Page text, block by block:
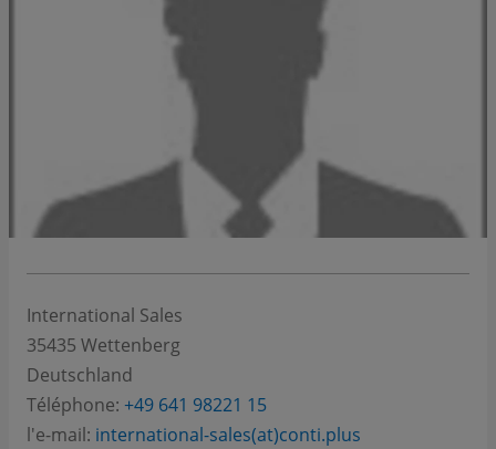
International Sales
35435 Wettenberg
Deutschland
Téléphone: +49 641 98221 15
l'e-mail: international-sales(at)conti.plus